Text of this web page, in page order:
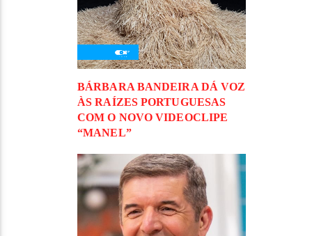
BÁRBARA BANDEIRA DÁ VOZ
ÀS RAÍZES PORTUGUESAS
COM O NOVO VIDEOCLIPE
“MANEL”